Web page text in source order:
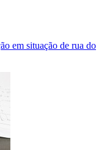
em situação de rua do